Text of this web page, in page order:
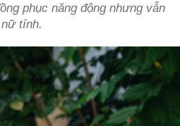
phục năng động nhưng vẫn
nữ tính.